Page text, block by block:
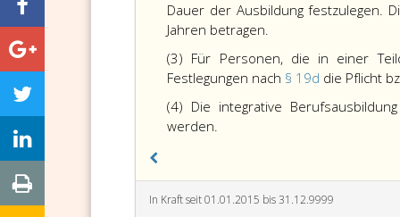
Dauer der Ausbildung festzulegen.
Jahren betragen.
(3) Für Personen, die in einer
Festlegungen nach § 19d die Pflicht
(4) Die integrative
werden.
In Kraft seit 01.01.2015 bis 31.12.9999